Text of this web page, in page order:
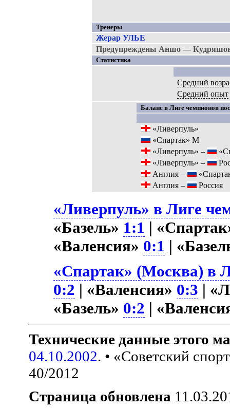
Тренеры
Жерар УЛЬЕ
Предупреждены Аншо —
Статистика
Средний
Средний опыт
Баланс в Лиге чемпионов
«Ливерпуль»
«Спартак» М
«Ливерпуль» –
«Ливерпуль» –
Англия –
Англия –
Россия
«Ливерпуль» в Лиге
«Базель» 1:1 |
«Валенсия» 0:1 |
«Спартак» (Москва) в
0:2 | «Валенсия» 0:3 |
«Базель» 0:2 |
Технические данные этого
04.10.2002. • «Советский
40/2012
Страница обновлена